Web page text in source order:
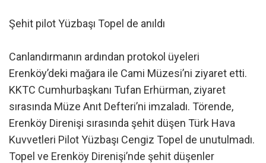
Şehit pilot Yüzbaşı Topel de anıldı
Canlandırmanın ardından protokol üyeleri
Erenköy’deki mağara ile Cami Müzesi’ni ziyaret etti.
KKTC Cumhurbaşkanı Tufan Erhürman, ziyaret
sırasında Müze Anıt Defteri’ni imzaladı. Törende,
Erenköy Direnişi sırasında şehit düşen Türk Hava
Kuvvetleri Pilot Yüzbaşı Cengiz Topel de unutulmadı.
Topel ve Erenköy Direnişi’nde şehit düşenler